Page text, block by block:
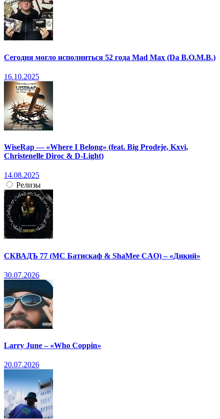
Сегодня могло исполниться 52 года Mad Max (Da B.O.M.B.)
16.10.2025
WiseRap — «Where I Belong» (feat. Big Prodeje, Kxvi,
Christenelle Diroc & D-Light)
14.08.2025
Релизы
СКВАДЪ 77 (МС Батискаф & ShaMee CAO) – «Дикий»
30.07.2026
Larry June – «Who Coppin»
20.07.2026